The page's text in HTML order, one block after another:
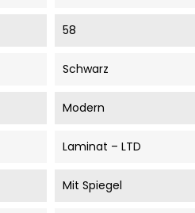
58
Schwarz
Modern
Laminat – LTD
Mit Spiegel